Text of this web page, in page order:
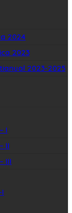
2024
2023
2023-2025
I
II
III